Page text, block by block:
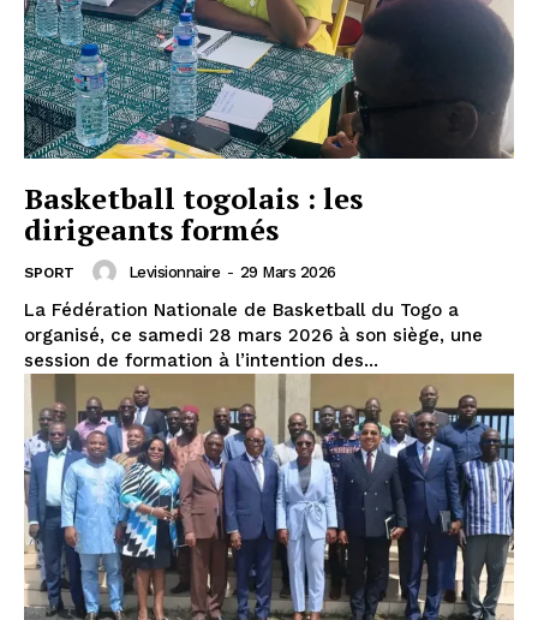
Basketball togolais : les
dirigeants formés
SPORT Levisionnaire - 29 Mars 2026
La Fédération Nationale de Basketball du Togo a
organisé, ce samedi 28 mars 2026 à son siège, une
session de formation à l’intention des...